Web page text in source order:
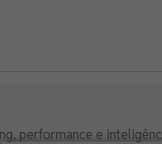
performance e